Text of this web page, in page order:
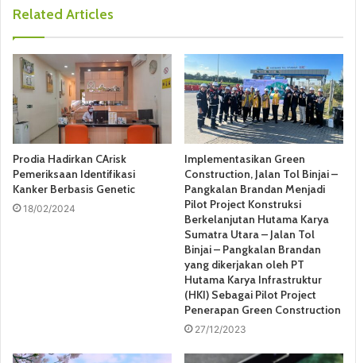
e
Related Articles
Prodia Hadirkan CArisk
Pemeriksaan Identifikasi
Kanker Berbasis Genetic
18/02/2024
Implementasikan Green
Construction, Jalan Tol Binjai –
Pangkalan Brandan Menjadi
Pilot Project Konstruksi
Berkelanjutan Hutama Karya
Sumatra Utara – Jalan Tol
Binjai – Pangkalan Brandan
yang dikerjakan oleh PT
Hutama Karya Infrastruktur
(HKI) Sebagai Pilot Project
Penerapan Green Construction
27/12/2023